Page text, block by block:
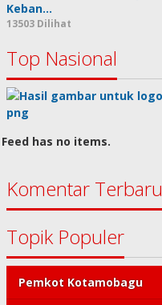
Keban…
13503 Dilihat
Top Nasional
Feed has no items.
Komentar Terbaru
Topik Populer
Pemkot Kotamobagu